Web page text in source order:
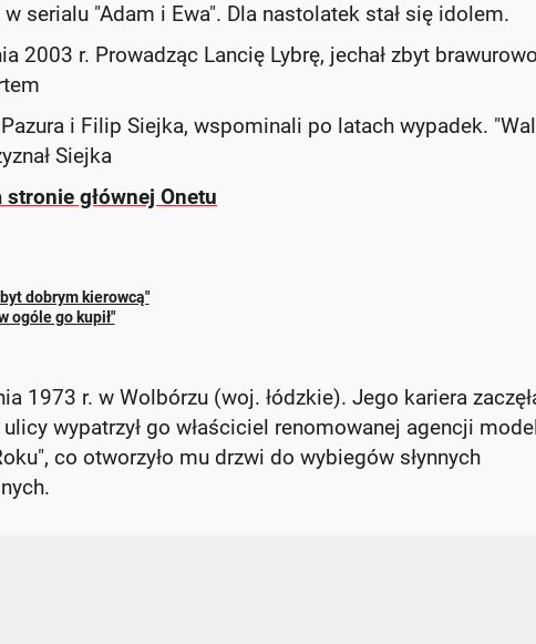
serialu "Adam i Ewa". Dla nastolatek stał się idolem.
2003 r. Prowadząc Lancię Lybrę, jechał zbyt
i Filip Siejka, wspominali po latach wypadek.
Siejka
głównej Onetu
dobrym kierowcą"
ogóle go kupił"
1973 r. w Wolbórzu (woj. łódzkie). Jego kariera
wypatrzył go właściciel renomowanej agencji
co otworzyło mu drzwi do wybiegów słynnych